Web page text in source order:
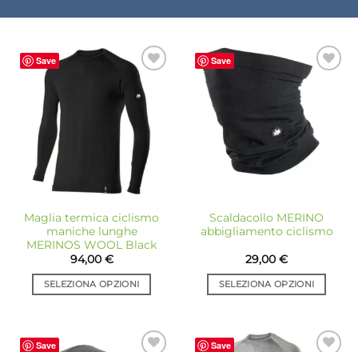
Save
Aggiungi
alla lista
dei
desideri
Maglia termica ciclismo
maniche lunghe
MERINOS WOOL Black
94,00 €
SELEZIONA OPZIONI
Save
Aggiungi
alla lista
desideri
Scaldacollo MERINO
abbigliamento ciclismo
29,00 €
SELEZIONA OPZIONI
ha
Save Save